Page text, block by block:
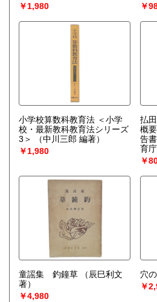
￥1,980
￥
小学校算数科教育法 ＜小学
校・最新教科教育法シリーズ
3＞
（中川三郎 編著）
￥1,980
払
概
告
育
編）
￥
童謡集 釣鐘草
（辰巳利文
著）
￥4,980
穴
￥